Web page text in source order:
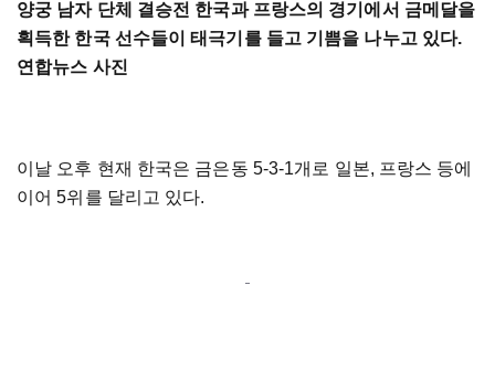
양궁 남자 단체 결승전 한국과 프랑스의 경기에서 금메달을
획득한 한국 선수들이 태극기를 들고 기쁨을 나누고 있다.
연합뉴스 사진
이날 오후 현재 한국은 금은동 5-3-1개로 일본, 프랑스 등에
이어 5위를 달리고 있다.